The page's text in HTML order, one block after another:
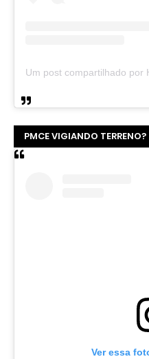
PMCE VIGIANDO TERRENO?
Ver essa